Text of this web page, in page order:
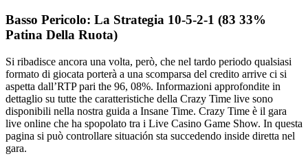
Basso Pericolo: La Strategia 10-5-2-1 (83 33%
Patina Della Ruota)
Si ribadisce ancora una volta, però, che nel tardo periodo qualsiasi
formato di giocata porterà a una scomparsa del credito arrive ci si
aspetta dall’RTP pari the 96, 08%. Informazioni approfondite in
dettaglio su tutte the caratteristiche della Crazy Time live sono
disponibili nella nostra guida a Insane Time. Crazy Time è il gara
live online che ha spopolato tra i Live Casino Game Show. In questa
pagina si può controllare situación sta succedendo inside diretta nel
gara.